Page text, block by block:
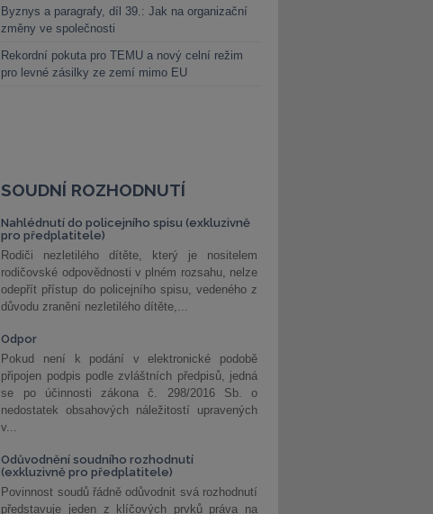
Byznys a paragrafy, díl 39.: Jak na organizační
změny ve společnosti
Rekordní pokuta pro TEMU a nový celní režim
pro levné zásilky ze zemí mimo EU
SOUDNÍ ROZHODNUTÍ
Nahlédnutí do policejního spisu (exkluzivně
pro předplatitele)
Rodiči nezletilého dítěte, který je nositelem
rodičovské odpovědnosti v plném rozsahu, nelze
odepřít přístup do policejního spisu, vedeného z
důvodu zranění nezletilého dítěte,...
Odpor
Pokud není k podání v elektronické podobě
připojen podpis podle zvláštních předpisů, jedná
se po účinnosti zákona č. 298/2016 Sb. o
nedostatek obsahových náležitostí upravených
v...
Odůvodnění soudního rozhodnutí
(exkluzivně pro předplatitele)
Povinnost soudů řádně odůvodnit svá rozhodnutí
představuje jeden z klíčových prvků práva na